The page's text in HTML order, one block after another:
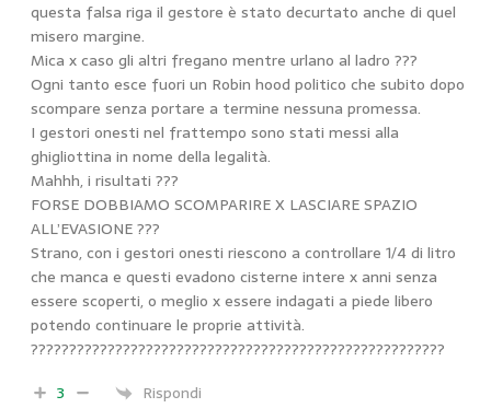
questa falsa riga il gestore è stato decurtato anche di quel
misero margine.
Mica x caso gli altri fregano mentre urlano al ladro ???
Ogni tanto esce fuori un Robin hood politico che subito dopo
scompare senza portare a termine nessuna promessa.
I gestori onesti nel frattempo sono stati messi alla
ghigliottina in nome della legalità.
Mahhh, i risultati ???
FORSE DOBBIAMO SCOMPARIRE X LASCIARE SPAZIO
ALL’EVASIONE ???
Strano, con i gestori onesti riescono a controllare 1/4 di litro
che manca e questi evadono cisterne intere x anni senza
essere scoperti, o meglio x essere indagati a piede libero
potendo continuare le proprie attività.
??????????????????????????????????????????????????????
3
Rispondi